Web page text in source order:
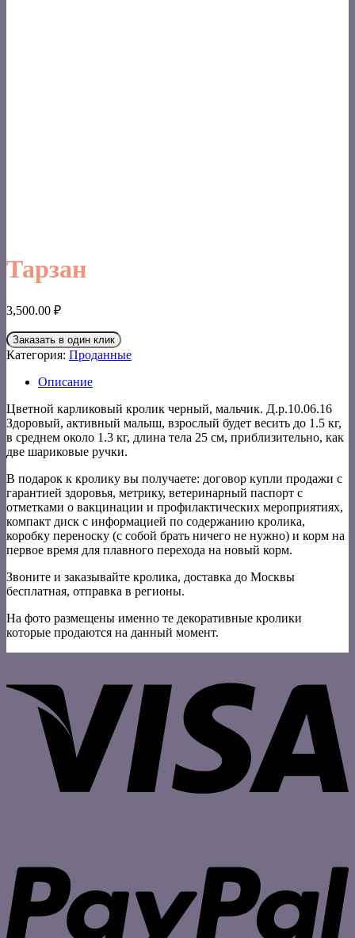
Тарзан
3,500.00 ₽
Заказать в один клик
Категория: Проданные
Описание
Цветной карликовый кролик черный, мальчик. Д.р.10.06.16
Здоровый, активный малыш, взрослый будет весить до 1.5 кг,
в среднем около 1.3 кг, длина тела 25 см, приблизительно, как
две шариковые ручки.
В подарок к кролику вы получаете: договор купли продажи с
гарантией здоровья, метрику, ветеринарный паспорт с
отметками о вакцинации и профилактических мероприятиях,
компакт диск с информацией по содержанию кролика,
коробку переноску (с собой брать ничего не нужно) и корм на
первое время для плавного перехода на новый корм.
Звоните и заказывайте кролика, доставка до Москвы
бесплатная, отправка в регионы.
На фото размещены именно те декоративные кролики
которые продаются на данный момент.